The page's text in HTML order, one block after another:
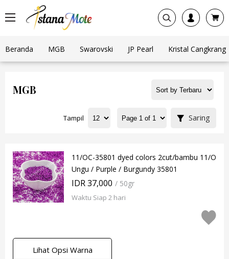
Beranda MGB Swarovski JP Pearl Kristal Cangkrang
MGB
Tampil Saring
11/OC-35801 dyed colors 2cut/bambu 11/O
Ungu / Purple / Burgundy 35801
IDR 37,000 / 50gr
Waktu Siap 2 hari
Lihat Opsi Warna